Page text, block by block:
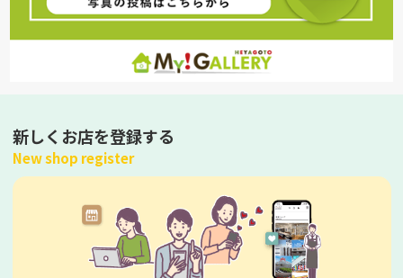
新しくお店を登録する
New shop register